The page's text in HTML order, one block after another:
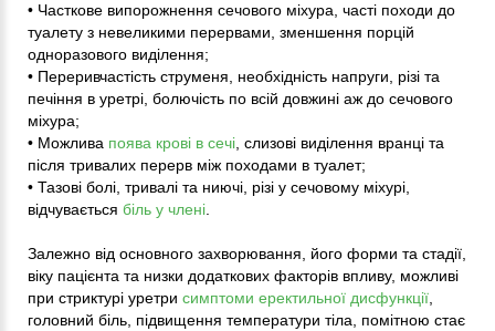
• Часткове випорожнення сечового міхура, часті походи до
туалету з невеликими перервами, зменшення порцій
одноразового виділення;
• Переривчастість струменя, необхідність напруги, різі та
печіння в уретрі, болючість по всій довжині аж до сечового
міхура;
• Можлива поява крові в сечі , слизові виділення вранці та
після тривалих перерв між походами в туалет;
• Тазові болі, тривалі та ниючі, різі у сечовому міхурі,
відчувається біль у члені
Залежно від основного захворювання, його форми та стадії,
віку пацієнта та низки додаткових факторів впливу, можливі
при стриктурі уретри симптоми еректильної дисфункції
головний біль, підвищення температури тіла, помітною стає